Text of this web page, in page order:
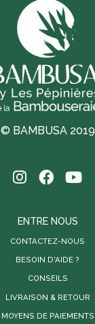
© BAMBUSA 2019
ENTRE NOUS
CONTACTEZ-NOUS
BESOIN D'AIDE ?
CONSEILS
LIVRAISON & RETOUR
MOYENS DE PAIEMENTS